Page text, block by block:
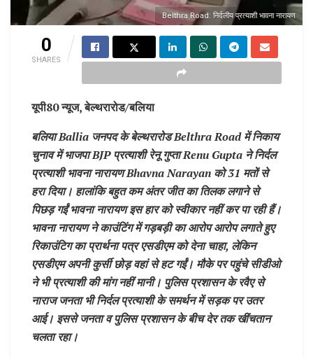
Belthra Road: निर्दलीय प्रत्याशी भावना नारायण
0
SHARES
यूपी80 न्यूज, बेल्थरारोड/बलिया
बलिया Ballia जनपद के बेल्थरारोड Belthra Road में निकाय
चुनाव में भाजपा BJP प्रत्याशी रेनू गुप्ता Renu Gupta ने निर्दल
प्रत्याशी भावना नारायण Bhavna Narayan को 31 मतों से
हरा दिया। हालांकि बहुत कम अंतर जीत का तिलक लगाने से
पिछड़ गईं भावना नारायण इस हार को स्वीकार नहीं कर पा रही हैं।
भावना नारायण ने काउंटिंग में गड़बड़ी का आरोप आरोप लगाते हुए
रिकाउंटिग का प्रार्थना पत्र एसडीएम को देना चाहा, लेकिन
एसडीएम अपनी कुर्सी छोड़ वहां से हट गईं। मौके पर पहुंचे सीडीओ
ने भी प्रत्याशी की मांग नहीं मानी। पुलिस प्रशासन के रवैए से
नाराज जनता भी निर्दल प्रत्याशी के समर्थन में सड़क पर उतर
आई। इससे जनता व पुलिस प्रशासन के बीच देर तक खींचतान
चलता रहा।